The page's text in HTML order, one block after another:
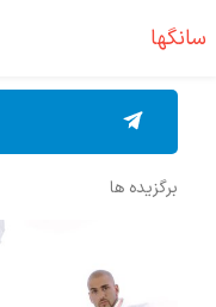
سانگها
برگزیده ها